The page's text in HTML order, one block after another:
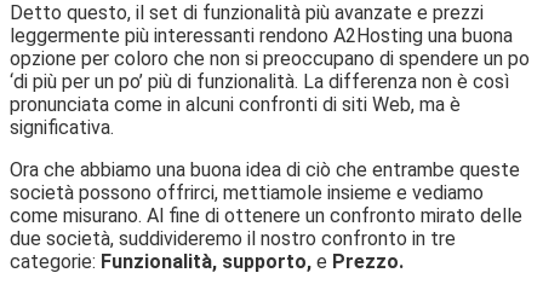
Detto questo, il set di funzionalità più avanzate e prezzi
leggermente più interessanti rendono A2Hosting una buona
opzione per coloro che non si preoccupano di spendere un po
‘di più per un po’ più di funzionalità. La differenza non è così
pronunciata come in alcuni confronti di siti Web, ma è
significativa.
Ora che abbiamo una buona idea di ciò che entrambe queste
società possono offrirci, mettiamole insieme e vediamo
come misurano. Al fine di ottenere un confronto mirato delle
due società, suddivideremo il nostro confronto in tre
categorie: Funzionalità, supporto, e Prezzo.